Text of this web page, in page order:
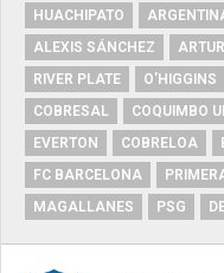
HUACHIPATO
ALEXIS SÁNCHEZ
RIVER PLATE
O'HIGGINS
COBRESAL
COQUIMBO
EVERTON
COBRELOA
FC BARCELONA
MAGALLANES
PSG